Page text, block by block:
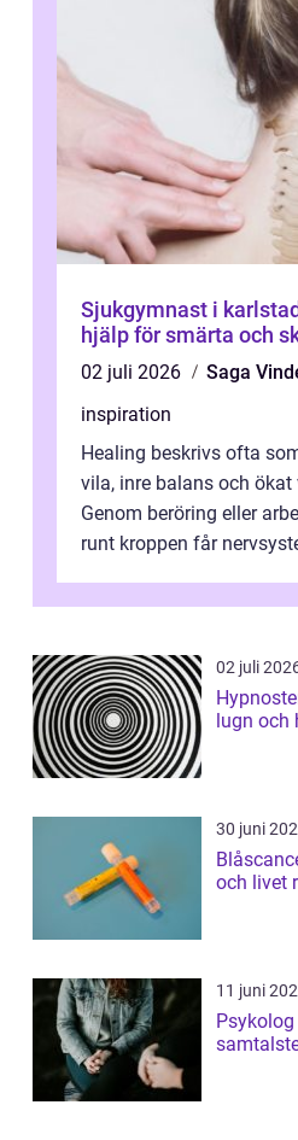
Sjukgymnast i karlstad så hittar du rätt
hjälp för smärta och
02 juli 2026
Saga
inspiration
Healing beskrivs ofta
vila, inre balans och ökat
Genom beröring eller
runt kroppen får
02 juli
lugn
30 juni
Blåscancer symtom,
och livet
11 juni